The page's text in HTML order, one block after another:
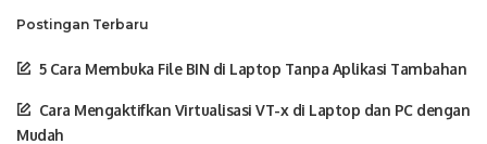
Postingan Terbaru
5 Cara Membuka File BIN di Laptop Tanpa Aplikasi Tambahan
Cara Mengaktifkan Virtualisasi VT-x di Laptop dan PC dengan
Mudah